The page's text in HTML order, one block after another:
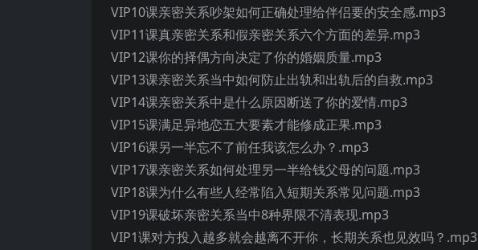
VIP10课亲密关系吵架如何正确处理给伴侣要的安全感.mp3
VIP11课真亲密关系和假亲密关系六个方面的差异.mp3
VIP12课你的择偶方向决定了你的婚姻质量.mp3
VIP13课亲密关系当中如何防止出轨和出轨后的自救.mp3
VIP14课亲密关系中是什么原因断送了你的爱情.mp3
VIP15课满足异地恋五大要素才能修成正果.mp3
VIP16课另一半忘不了前任我该怎么办？.mp3
VIP17课亲密关系如何处理另一半给钱父母的问题.mp3
VIP18课为什么有些人经常陷入短期关系常见问题.mp3
VIP19课破坏亲密关系当中8种界限不清表现.mp3
VIP1课对方投入越多就会越离不开你，长期关系也见效吗？.mp3